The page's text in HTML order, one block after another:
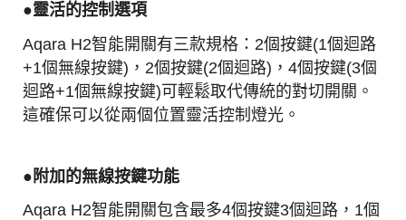
●靈活的控制選項
Aqara H2智能開關有三款規格： 2個按鍵(1個迴路
+1個無線按鍵)，2個按鍵(2個迴路)，4個按鍵(3個
迴路+1個無線按鍵)可輕鬆取代傳統的對切開關。
這確保可以從兩個位置靈活控制燈光。
●附加的無線按鍵功能
Aqara H2智能開關包含最多4個按鍵3個迴路，1個